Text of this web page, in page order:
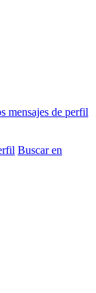
mensajes de perfil
Buscar en